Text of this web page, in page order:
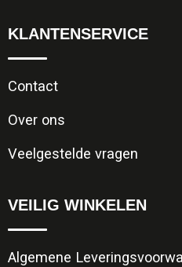
KLANTENSERVICE
Contact
Over ons
Veelgestelde vragen
VEILIG WINKELEN
Algemene